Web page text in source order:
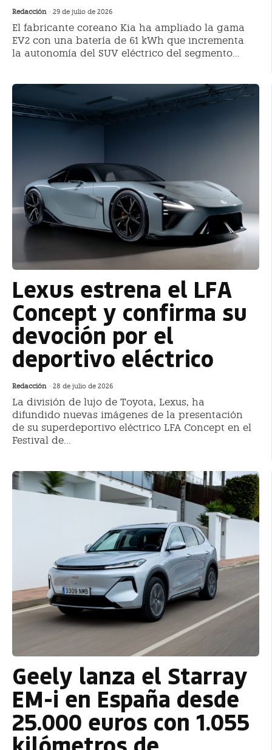
Redacción - 29 de julio de 2026
El fabricante coreano Kia ha ampliado la gama
EV2 con una batería de 61 kWh que incrementa
la autonomía del SUV eléctrico del segmento...
Lexus estrena el LFA
Concept y confirma su
devoción por el
deportivo eléctrico
Redacción - 28 de julio de 2026
La división de lujo de Toyota, Lexus, ha
difundido nuevas imágenes de la presentación
de su superdeportivo eléctrico LFA Concept en el
Festival de...
Geely lanza el Starray
EM-i en España desde
25.000 euros con 1.055